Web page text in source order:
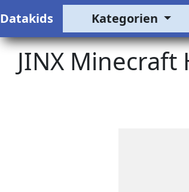
Datakids Kategorien
JINX Minecraft